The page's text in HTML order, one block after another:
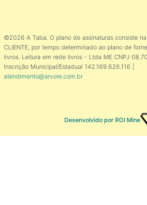
©2026 A Taba. O plano de assinaturas consiste
CLIENTE, por tempo determinado ao plano de
livros. Leitura em rede livros - Ltda ME CNPJ
Inscrição Municipal/Estadual 142.169.626.116 |
atendimento@arvore.com.br
Desenvolvido por ROI Mine